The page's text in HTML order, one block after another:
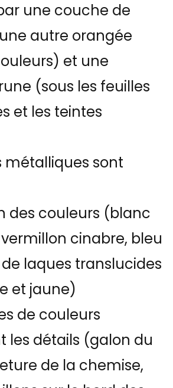
une couche de
autre orangée
et une
(sous les feuilles
et les teintes
métalliques sont
des couleurs (blanc
cinabre, bleu
laques translucides
et jaune)
de couleurs
les détails (galon du
de la chemise,